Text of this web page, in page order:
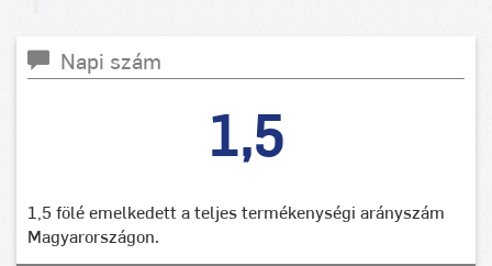
Napi szám
1,5
1,5 fölé emelkedett a teljes termékenységi arányszám
Magyarországon.